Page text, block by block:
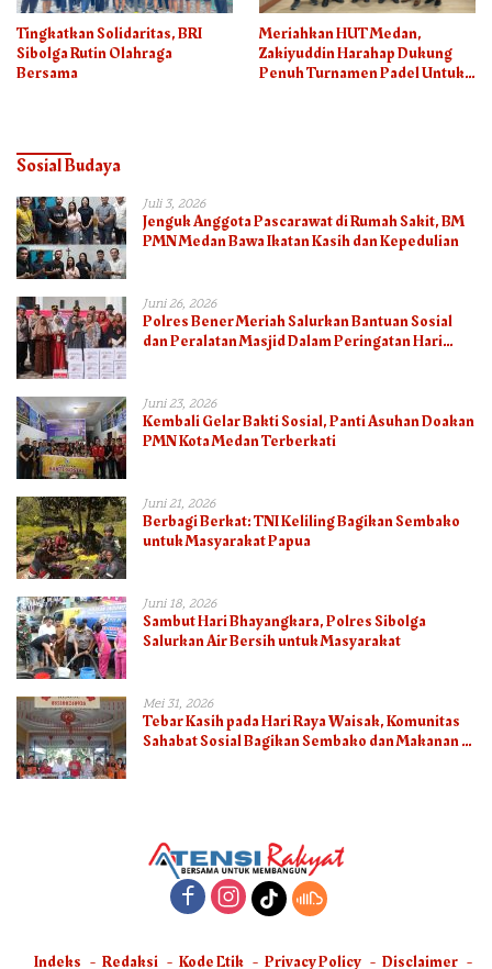
Tingkatkan Solidaritas, BRI
Sibolga Rutin Olahraga
Bersama
Meriahkan HUT Medan,
Zakiyuddin Harahap Dukung
Penuh Turnamen Padel Untuk
Sosial Budaya
Juli 3, 2026
Jenguk Anggota Pascarawat di Rumah Sakit, BM
PMN Medan Bawa Ikatan Kasih dan Kepedulian
Juni 26, 2026
Polres Bener Meriah Salurkan Bantuan Sosial
dan Peralatan Masjid Dalam Peringatan Hari
Juni 23, 2026
Kembali Gelar Bakti Sosial, Panti Asuhan Doakan
PMN Kota Medan Terberkati
Juni 21, 2026
Berbagi Berkat: TNI Keliling Bagikan Sembako
untuk Masyarakat Papua
Juni 18, 2026
Sambut Hari Bhayangkara, Polres Sibolga
Salurkan Air Bersih untuk Masyarakat
Mei 31, 2026
Tebar Kasih pada Hari Raya Waisak, Komunitas
Sahabat Sosial Bagikan Sembako dan Makanan di
Indeks Redaksi Kode Etik Privacy Policy Disclaimer